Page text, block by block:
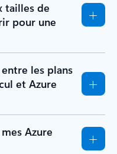
tailles de
pour une
les plans
et Azure
Azure